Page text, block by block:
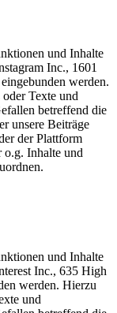
und Inhalte
Inc., 1601
werden.
Texte und
betreffend die
unsere Beiträge
der Plattform
o.g. Inhalte und
und Inhalte
Inc., 635 High
werden. Hierzu
und